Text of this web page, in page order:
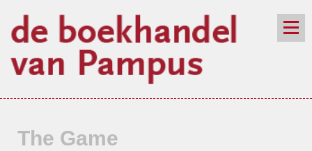
The Game